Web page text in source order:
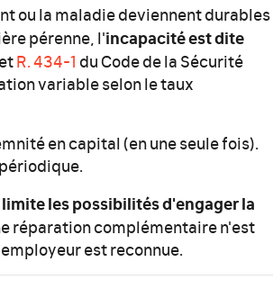
ou la maladie deviennent
pérenne, l'incapacité est dite
etR. 434-1 du Code de la Sécurité
variable selon le taux
en capital (en une seule fois).
les possibilités d'engager la
réparation complémentaire n'est
est reconnue.